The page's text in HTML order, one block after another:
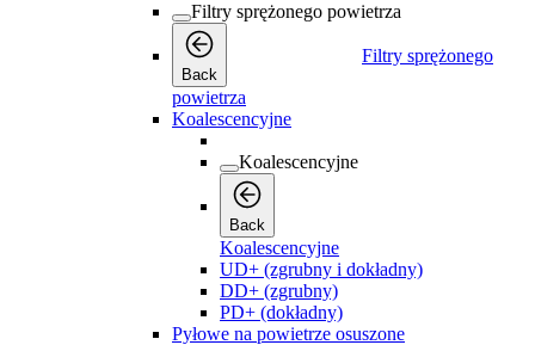
Filtry sprężonego powietrza
Back
Filtry sprężonego
powietrza
Koalescencyjne
Koalescencyjne
Back
Koalescencyjne
UD+ (zgrubny i dokładny)
DD+ (zgrubny)
PD+ (dokładny)
Pyłowe na powietrze osuszone